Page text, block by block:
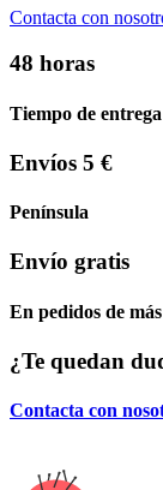
Contacta con
48 horas
Tiempo de
Envíos 5 €
Península
Envío gratis
En pedidos de
¿Te quedan
Contacta con